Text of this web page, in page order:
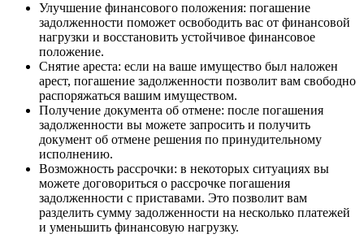
Улучшение финансового положения: погашение
задолженности поможет освободить вас от финансовой
нагрузки и восстановить устойчивое финансовое
положение.
Снятие ареста: если на ваше имущество был наложен
арест, погашение задолженности позволит вам свободно
распоряжаться вашим имуществом.
Получение документа об отмене: после погашения
задолженности вы можете запросить и получить
документ об отмене решения по принудительному
исполнению.
Возможность рассрочки: в некоторых ситуациях вы
можете договориться о рассрочке погашения
задолженности с приставами. Это позволит вам
разделить сумму задолженности на несколько платежей
и уменьшить финансовую нагрузку.